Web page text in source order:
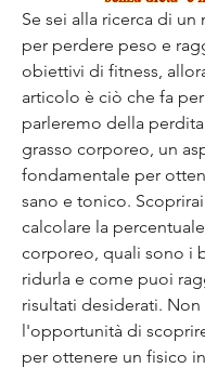
Se sei alla ricerca di
per perdere peso e
obiettivi di fitness,
articolo è ciò che fa
parleremo della
grasso corporeo, un
fondamentale per
sano e tonico.
calcolare la
corporeo, quali sono i
ridurla e come puoi
risultati desiderati.
l'opportunità di
per ottenere un fisico